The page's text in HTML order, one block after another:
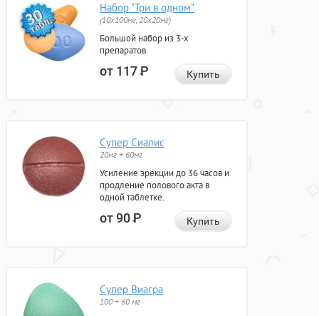
Набор "Три в одном"
(10x100мг, 20x20мг)
Большой набор из 3-х
препаратов.
от 117Р Купить
Супер Сиалис
20мг + 60мг
Усиление эрекции до 36 часов и
продление полового акта в
одной таблетке.
от 90Р Купить
Супер Виагра
100 + 60 мг